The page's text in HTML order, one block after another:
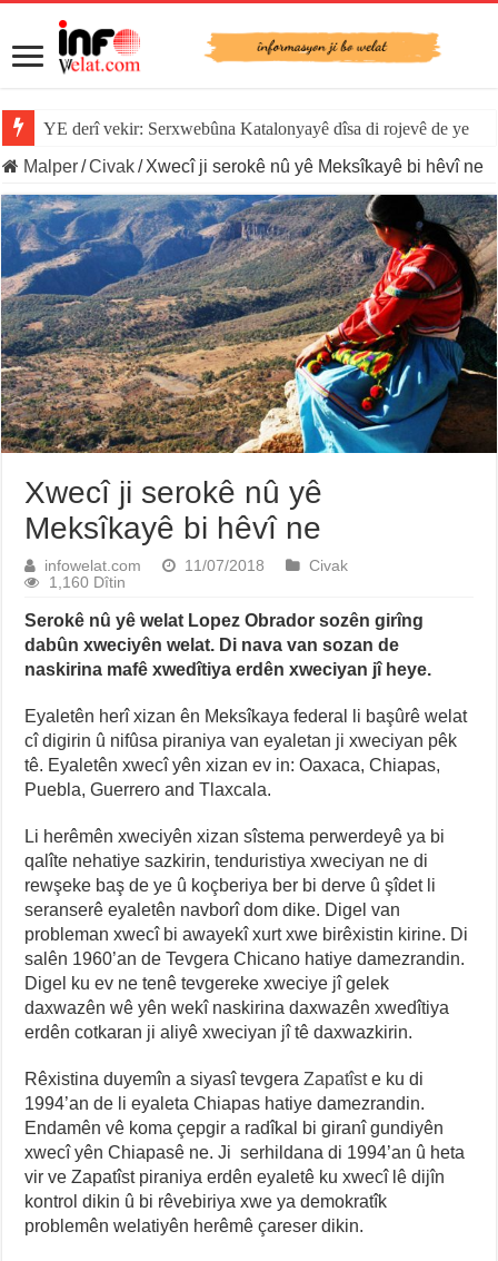
YE derî vekir: Serxwebûna Katalonyayê dîsa di rojevê de ye
Malper/Civak/Xwecî ji serokê nû yê Meksîkayê bi hêvî ne
Xwecî ji serokê nû yê
Meksîkayê bi hêvî ne
infowelat.com 11/07/2018
Civak
1,160 Dîtin
Serokê nû yê welat Lopez Obrador sozên girîng
dabûn xweciyên welat. Di nava van sozan de
naskirina mafê xwedîtiya erdên xweciyan jî heye.
Eyaletên herî xizan ên Meksîkaya federal li başûrê welat
cî digirin û nifûsa piraniya van eyaletan ji xweciyan pêk
tê. Eyaletên xwecî yên xizan ev in: Oaxaca, Chiapas,
Puebla, Guerrero and Tlaxcala.
Li herêmên xweciyên xizan sîstema perwerdeyê ya bi
qalîte nehatiye sazkirin, tenduristiya xweciyan ne di
rewşeke baş de ye û koçberiya ber bi derve û şîdet li
seranserê eyaletên navborî dom dike. Digel van
probleman xwecî bi awayekî xurt xwe birêxistin kirine. Di
salên 1960’an de Tevgera Chicano hatiye damezrandin.
Digel ku ev ne tenê tevgereke xweciye jî gelek
daxwazên wê yên wekî naskirina daxwazên xwedîtiya
erdên cotkaran ji aliyê xweciyan jî tê daxwazkirin.
Rêxistina duyemîn a siyasî tevgeraZapatîste ku di
1994’an de li eyaleta Chiapas hatiye damezrandin.
Endamên vê koma çepgir a radîkal bi giranî gundiyên
xwecî yên Chiapasê ne. Ji serhildana di 1994’an û heta
vir ve Zapatîst piraniya erdên eyaletê ku xwecî lê dijîn
kontrol dikin û bi rêvebiriya xwe ya demokratîk
problemên welatiyên herêmê çareser dikin.